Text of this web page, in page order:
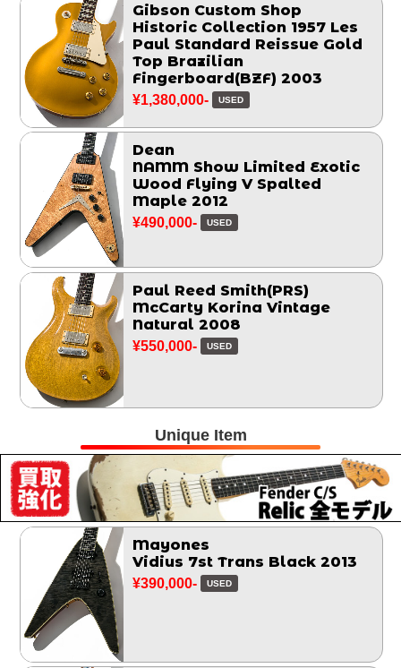
Gibson Custom Shop
Historic Collection 1957 Les
Paul Standard Reissue Gold
Top Brazilian
Fingerboard(BZF) 2003
¥1,380,000- USED
Dean
NAMM Show Limited Exotic
Wood Flying V Spalted
Maple 2012
¥490,000- USED
Paul Reed Smith(PRS)
McCarty Korina Vintage
Natural 2008
¥550,000- USED
Unique Item
Mayones
Vidius 7st Trans Black 2013
¥390,000- USED